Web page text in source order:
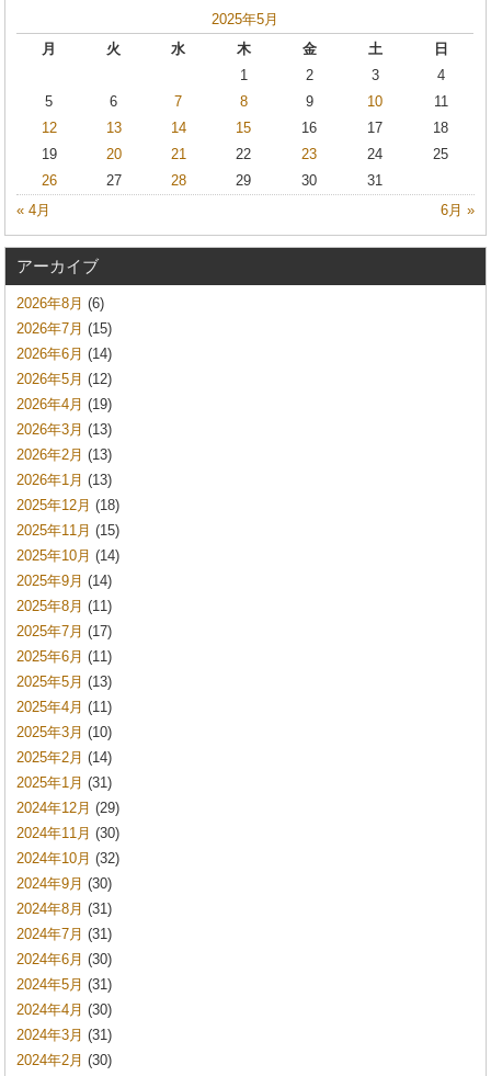
2025年5月
月
火 水 木 金 土
日
1
2 3
4
5
6 7 8 9 10
11
12
13 14 15 16 17
18
19
20 21 22 23 24
25
26
27 28 29 30
31
« 4月
6月 »
アーカイブ
2026年8月 (6)
2026年7月 (15)
2026年6月 (14)
2026年5月 (12)
2026年4月 (19)
2026年3月 (13)
2026年2月 (13)
2026年1月 (13)
2025年12月 (18)
2025年11月 (15)
2025年10月 (14)
2025年9月 (14)
2025年8月 (11)
2025年7月 (17)
2025年6月 (11)
2025年5月 (13)
2025年4月 (11)
2025年3月 (10)
2025年2月 (14)
2025年1月 (31)
2024年12月 (29)
2024年11月 (30)
2024年10月 (32)
2024年9月 (30)
2024年8月 (31)
2024年7月 (31)
2024年6月 (30)
2024年5月 (31)
2024年4月 (30)
2024年3月 (31)
2024年2月 (30)